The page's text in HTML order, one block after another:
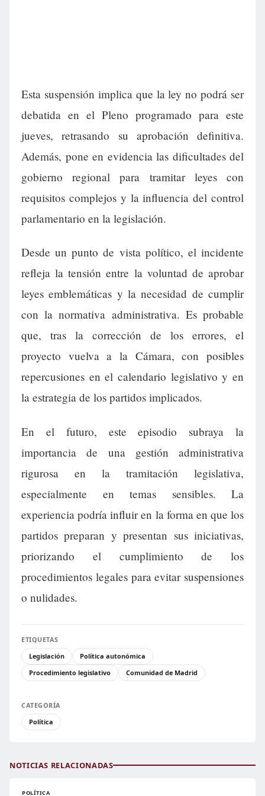
Esta suspensión implica que la ley no podrá ser
debatida en el Pleno programado para este
jueves, retrasando su aprobación definitiva.
Además, pone en evidencia las dificultades del
gobierno regional para tramitar leyes con
requisitos complejos y la influencia del control
parlamentario en la legislación.
Desde un punto de vista político, el incidente
refleja la tensión entre la voluntad de aprobar
leyes emblemáticas y la necesidad de cumplir
con la normativa administrativa. Es probable
que, tras la corrección de los errores, el
proyecto vuelva a la Cámara, con posibles
repercusiones en el calendario legislativo y en
la estrategia de los partidos implicados.
En el futuro, este episodio subraya la
importancia de una gestión administrativa
rigurosa en la tramitación legislativa,
especialmente en temas sensibles. La
experiencia podría influir en la forma en que los
partidos preparan y presentan sus iniciativas,
priorizando el cumplimiento de los
procedimientos legales para evitar suspensiones
o nulidades.
ETIQUETAS
Legislación
Política autonómica
Procedimiento legislativo
Comunidad de Madrid
CATEGORÍA
Política
NOTICIAS RELACIONADAS
POLÍTICA